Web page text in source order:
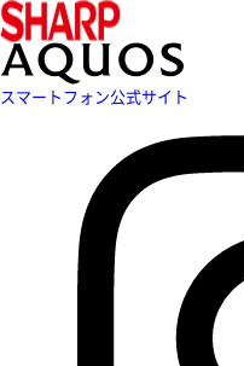
スマートフォン公式サイト